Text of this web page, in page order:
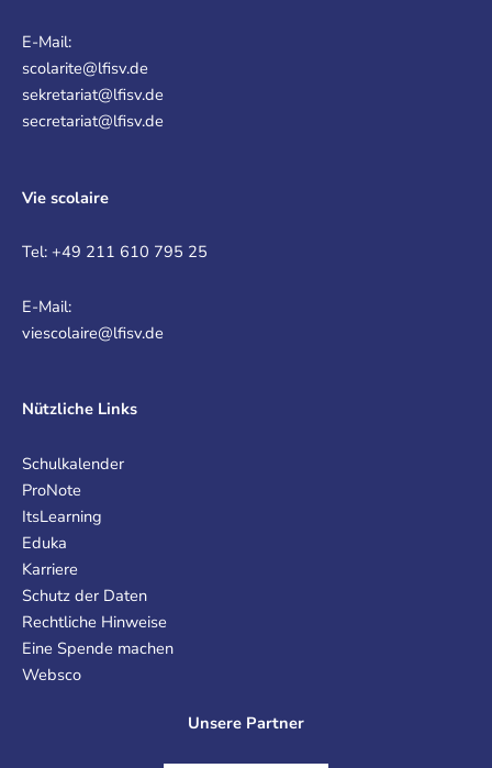
E-Mail:
scolarite@lfisv.de
sekretariat@lfisv.de
secretariat@lfisv.de
Vie scolaire
Tel: +49 211 610 795 25
E-Mail:
viescolaire@lfisv.de
Nützliche Links
Schulkalender
ProNote
ItsLearning
Eduka
Karriere
Schutz der Daten
Rechtliche Hinweise
Eine Spende machen
Websco
Unsere Partner